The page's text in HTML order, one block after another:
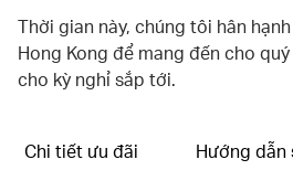
Thời gian này, chúng tôi hân
Hong Kong để mang đến cho
cho kỳ nghỉ sắp tới.
Chi tiết ưu đãi Hướng dẫn